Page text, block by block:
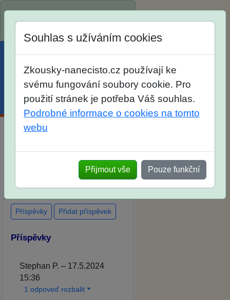
Menu Účet Košík
po skutečných přijímacích
zkouškách
Souhlas s užíváním cookies
Zkousky-nanecisto.cz používají ke
svému fungování soubory cookie. Pro
použití stránek je potřeba Váš souhlas.
Podrobné informace o cookies na tomto
webu
Přijmout vše Pouze funkční
Příspěvky Přidat příspěvek
Příspěvky
Stephan P. – 17.5.2024
15:36
1 odpoveď rozbalit